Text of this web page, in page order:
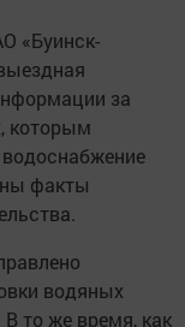
«Буинск-
за
которым
факты
водяных
то же время, как